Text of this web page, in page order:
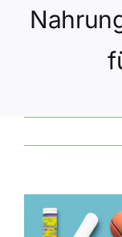
Datenschutz
Zeige
grösseres